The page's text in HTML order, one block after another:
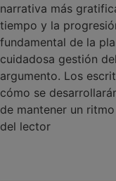
narrativa más
tiempo y la
fundamental de la
cuidadosa gestión
argumento. Los
cómo se
de mantener un
del lector